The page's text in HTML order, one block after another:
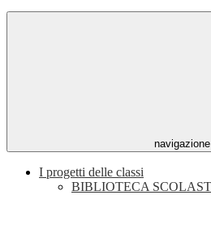
navigazione
I progetti delle classi
BIBLIOTECA